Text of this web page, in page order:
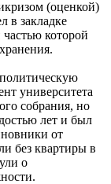
(оценкой)
в закладке
которой
университета
собрания, но
лет и был
от
без квартиры в
о